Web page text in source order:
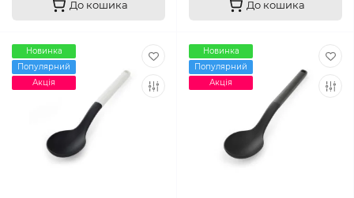
До кошика До кошика
Новинка
Популярний
Акція
Новинка
Популярний
Акція